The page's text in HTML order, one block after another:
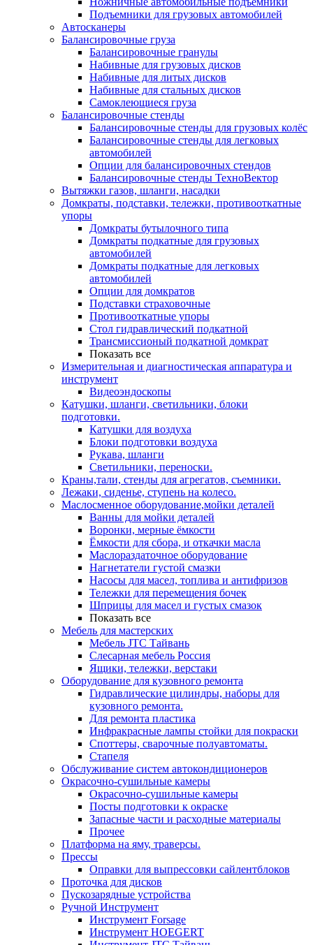
Подъемники для грузовых автомобилей
Автосканеры
Балансировочные груза
Балансировочные гранулы
Набивные для грузовых дисков
Набивные для литых дисков
Набивные для стальных дисков
Самоклеющиеся груза
Балансировочные стенды
Балансировочные стенды для грузовых колёс
Балансировочные стенды для легковых
автомобилей
Опции для балансировочных стендов
Балансировочные стенды ТехноВектор
Вытяжки газов, шланги, насадки
Домкраты, подставки, тележки, противооткатные
упоры
Домкраты бутылочного типа
Домкраты подкатные для грузовых
автомобилей
Домкраты подкатные для легковых
автомобилей
Опции для домкратов
Подставки страховочные
Противооткатные упоры
Стол гидравлический подкатной
Трансмиссионый подкатной домкрат
Показать все
Измерительная и диагностическая аппаратура и
инструмент
Видеоэндоскопы
Катушки, шланги, светильники, блоки
подготовки.
Катушки для воздуха
Блоки подготовки воздуха
Рукава, шланги
Светильники, переноски.
Краны,тали, стенды для агрегатов, съемники.
Лежаки, сиденье, ступень на колесо.
Маслосменное оборудование,мойки деталей
Ванны для мойки деталей
Воронки, мерные ёмкости
Ёмкости для сбора, и откачки масла
Маслораздаточное оборудование
Нагнетатели густой смазки
Насосы для масел, топлива и антифризов
Тележки для перемещения бочек
Шприцы для масел и густых смазок
Показать все
Мебель для мастерских
Мебель JTC Тайвань
Слесарная мебель Россия
Ящики, тележки, верстаки
Оборудование для кузовного ремонта
Гидравлические цилиндры, наборы для
кузовного ремонта.
Для ремонта пластика
Инфракрасные лампы стойки для покраски
Споттеры, сварочные полуавтоматы.
Стапеля
Обслуживание систем автокондиционеров
Окрасочно-сушильные камеры
Окрасочно-сушильные камеры
Посты подготовки к окраске
Запасные части и расходные материалы
Прочее
Платформа на яму, траверсы.
Прессы
Оправки для выпрессовки сайлентблоков
Проточка для дисков
Пускозарядные устройства
Ручной Инструмент
Инструмент Forsage
Инструмент HOEGERT